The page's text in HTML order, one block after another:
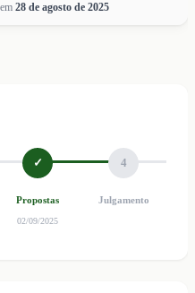
28 de agosto de 2025
✓
Propostas
02/09/2025
4
Julgamento